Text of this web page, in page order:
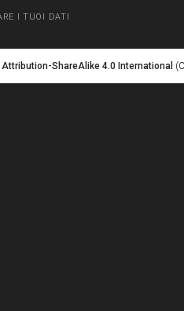
I TUOI DATI
ShareAlike 4.0 International